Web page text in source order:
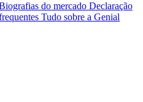
do mercado Declaração
Tudo sobre a Genial